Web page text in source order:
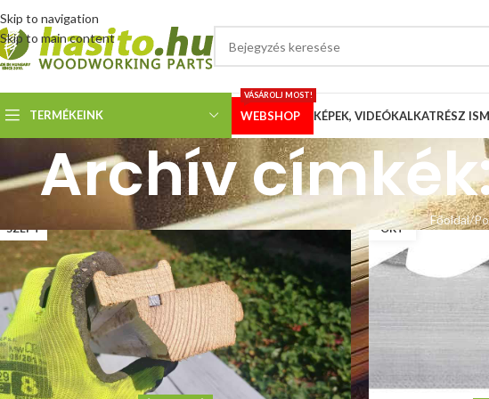
Skip to navigation
Skip to main content
TERMÉKEINK WEBSHOP
VÁSÁROLJ MOST!
KÉPEK, VIDEÓKALKATRÉSZ
Archív
Főoldal
SZEPT
21
OKT